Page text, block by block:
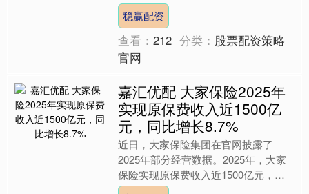
稳赢配资
查看：212 分类： 股票配资策略
官网
嘉汇优配 大家保险2025年
实现原保费收入近1500亿
元，同比增长8.7%
近日，大家保险集团在官网披露了
2025年部分经营数据。2025年，大家
保险实现原保费收入近1500亿元，同
比增长8.7%。其中，大家财险原保费